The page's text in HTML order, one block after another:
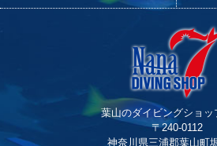
葉山のダイビングショッ
〒240-0112
神奈川県三浦郡葉山町